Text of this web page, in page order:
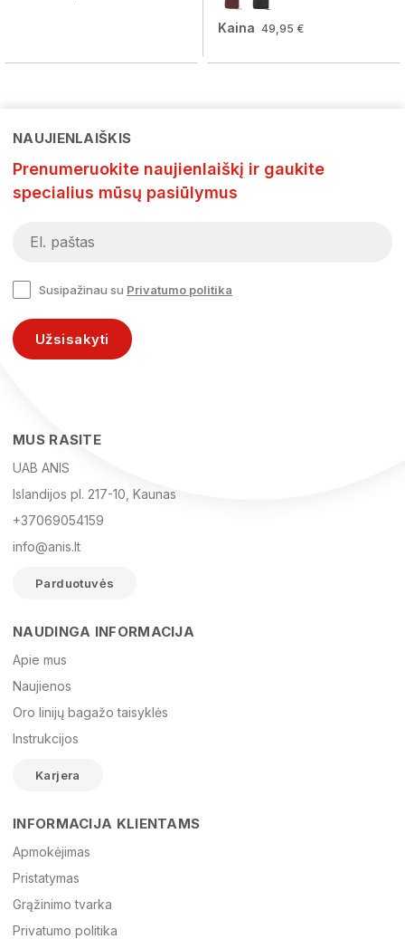
Kaina 49,95 €
El. paštas
Žinutė
NAUJIENLAIŠKIS
Prenumeruokite naujienlaiškį ir gaukite
specialius mūsų pasiūlymus
Susipažinau su Privatumo politika
Užsisakyti
MUS RASITE
UAB ANIS
Islandijos pl. 217-10, Kaunas
+37069054159
info@anis.lt
Parduotuvės
NAUDINGA INFORMACIJA
Apie mus
Naujienos
Oro linijų bagažo taisyklės
Instrukcijos
Karjera
INFORMACIJA KLIENTAMS
Apmokėjimas
Pristatymas
Grąžinimo tvarka
Privatumo politika